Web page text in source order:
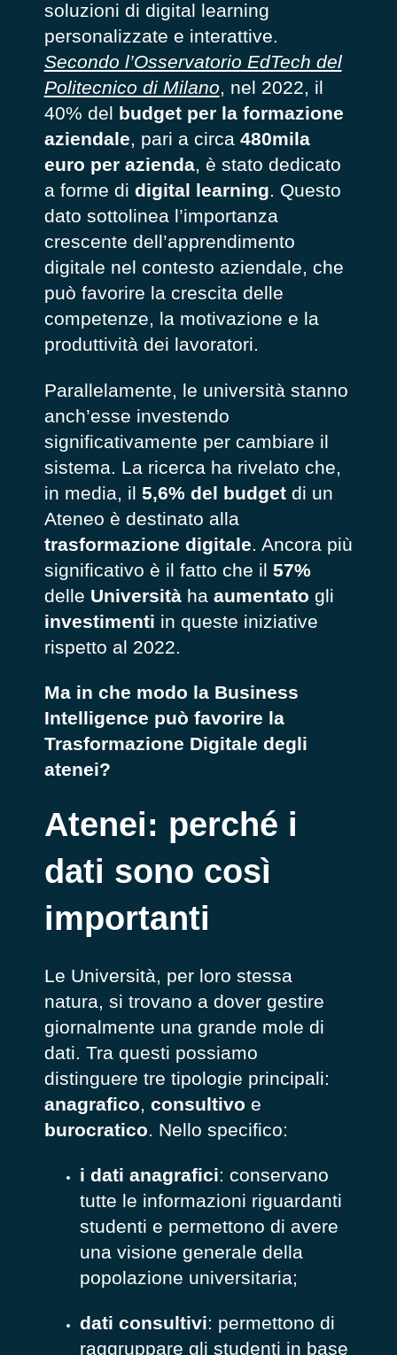
soluzioni di digital learning
personalizzate e interattive.
Secondo l’Osservatorio EdTech del
Politecnico di Milano, nel 2022, il
40% del budget per la formazione
aziendale, pari a circa 480mila
euro per azienda, è stato dedicato
a forme di digital learning. Questo
dato sottolinea l’importanza
crescente dell’apprendimento
digitale nel contesto aziendale, che
può favorire la crescita delle
competenze, la motivazione e la
produttività dei lavoratori.
Parallelamente, le università stanno
anch’esse investendo
significativamente per cambiare il
sistema. La ricerca ha rivelato che,
in media, il 5,6% del budgetdi un
Ateneo è destinato alla
trasformazione digitale . Ancora più
significativo è il fatto che il 57%
delle Università ha aumentato gli
investimenti in queste iniziative
rispetto al 2022.
Ma in che modo la Business
Intelligence può favorire la
Trasformazione Digitale degli
atenei?
Atenei: perché i
dati sono così
importanti
Le Università, per loro stessa
natura, si trovano a dover gestire
giornalmente una grande mole di
dati. Tra questi possiamo
distinguere tre tipologie principali:
anagrafico, consultivo e
burocratico. Nello specifico:
i dati anagrafici: conservano
tutte le informazioni riguardanti
studenti e permettono di avere
una visione generale della
popolazione universitaria;
dati consultivi: permettono di
raggruppare gli studenti in base